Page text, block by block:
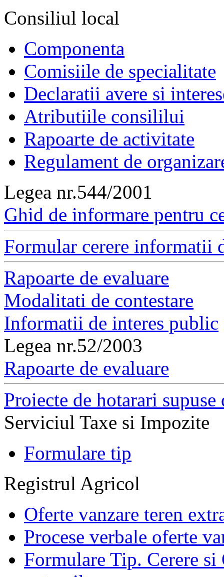
Consiliul local
Componenta
Comisiile de specialitate
Declaratii avere si
Atributiile consililui
Rapoarte de activitate
Regulament de
Legea nr.544/2001
Ghid de informare pentru
Formular cerere informatii
Rapoarte de evaluare
Modalitati de contestare
Informatii de interes public
Legea nr.52/2003
Rapoarte de evaluare
Proiecte de hotarari
Serviciul Taxe si Impozite
Formulare tip
Registrul Agricol
Oferte vanzare teren
Procese verbale oferte
Formulare Tip. Cerere si